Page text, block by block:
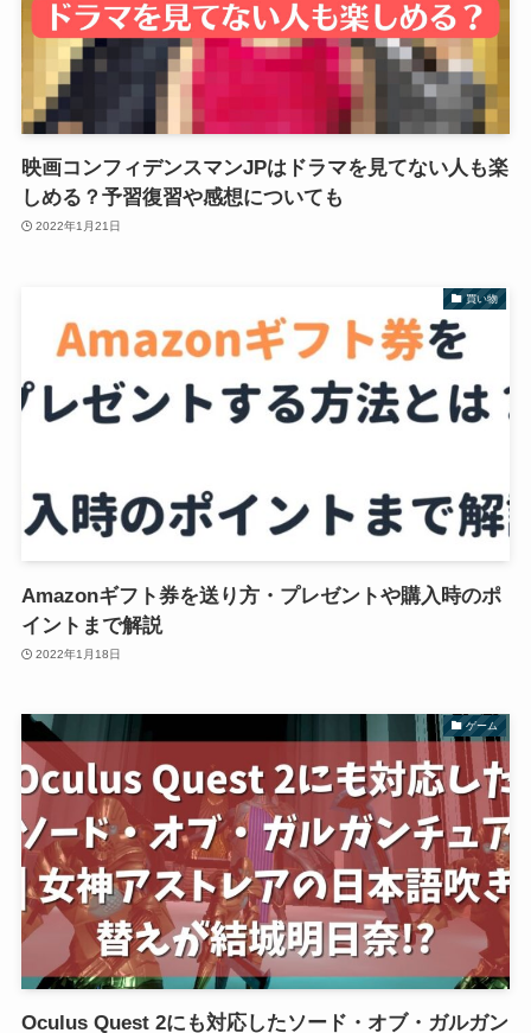
映画コンフィデンスマンJPはドラマを見てない人も楽
しめる？予習復習や感想についても
2022年1月21日
買い物
Amazonギフト券を送り方・プレゼントや購入時のポ
イントまで解説
2022年1月18日
ゲーム
Oculus Quest 2にも対応したソード・オブ・ガルガン